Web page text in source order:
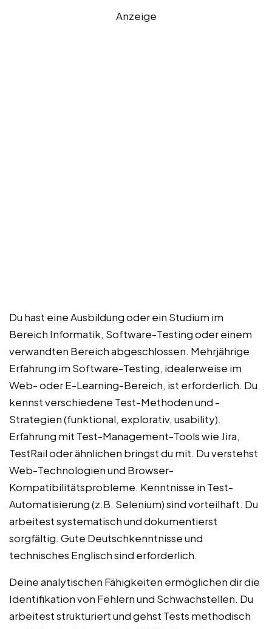
Anzeige
Du hast eine Ausbildung oder ein Studium im
Bereich Informatik, Software-Testing oder einem
verwandten Bereich abgeschlossen. Mehrjährige
Erfahrung im Software-Testing, idealerweise im
Web- oder E-Learning-Bereich, ist erforderlich. Du
kennst verschiedene Test-Methoden und -
Strategien (funktional, explorativ, usability).
Erfahrung mit Test-Management-Tools wie Jira,
TestRail oder ähnlichen bringst du mit. Du verstehst
Web-Technologien und Browser-
Kompatibilitätsprobleme. Kenntnisse in Test-
Automatisierung (z.B. Selenium) sind vorteilhaft. Du
arbeitest systematisch und dokumentierst
sorgfältig. Gute Deutschkenntnisse und
technisches Englisch sind erforderlich.
Deine analytischen Fähigkeiten ermöglichen dir die
Identifikation von Fehlern und Schwachstellen. Du
arbeitest strukturiert und gehst Tests methodisch